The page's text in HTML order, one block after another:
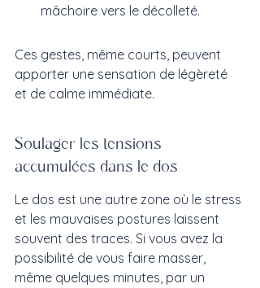
mâchoire vers le décolleté.
Ces gestes, même courts, peuvent
apporter une sensation de légèreté
et de calme immédiate.
Soulager les tensions
accumulées dans le dos
Le dos est une autre zone où le stress
et les mauvaises postures laissent
souvent des traces. Si vous avez la
possibilité de vous faire masser,
même quelques minutes, par un